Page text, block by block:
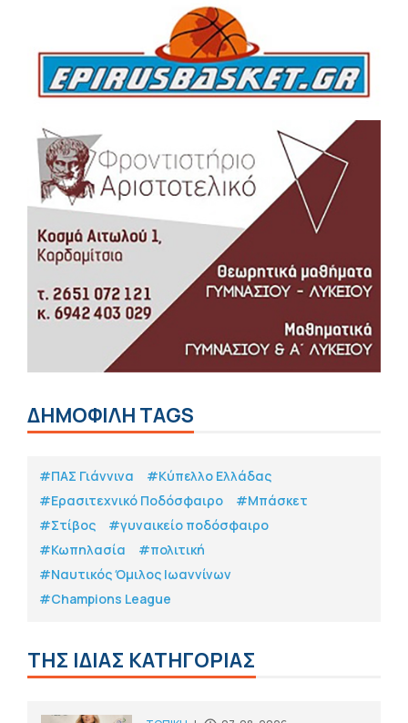
ΔΗΜΟΦΙΛΗ TAGS
#ΠΑΣ Γιάννινα
#Κύπελλο Ελλάδας
#Eρασιτεχνικό Ποδόσφαιρο
#Μπάσκετ
#Στίβος
#γυναικείο ποδόσφαιρο
#Κωπηλασία
#πολιτική
#Ναυτικός Όμιλος Ιωαννίνων
#Champions League
ΤΗΣ ΙΔΙΑΣ ΚΑΤΗΓΟΡΙΑΣ